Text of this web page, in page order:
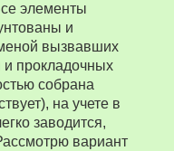
элементы
и
вызвавших
прокладочных
собрана
на учете в
заводится,
вариант